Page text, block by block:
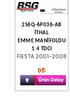
2S6Q-6P036-AB
İTHAL
EMME MANİFOLDU
1.4 TDCI
FİESTA 2001-2008
0